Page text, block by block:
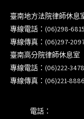
8/22~23「平反再
壇｣
【重要公告】115
訓課程（雲嘉南
臺南地方法院律師休息
專線電話：(06)298-6815
專線傳真：(06)297-
臺南高分院律師休息室
專線電話：(06)222-3478
專線傳真：(06)221-8886
電話：